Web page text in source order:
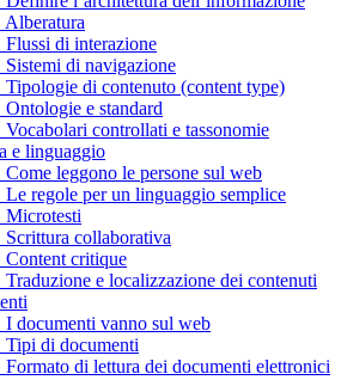
Alberatura
Flussi di interazione
Sistemi di navigazione
Tipologie di contenuto (content type)
Ontologie e standard
Vocabolari controllati e tassonomie
e linguaggio
Come leggono le persone sul web
Le regole per un linguaggio semplice
Microtesti
Scrittura collaborativa
Content critique
Traduzione e localizzazione dei contenuti
I documenti vanno sul web
Tipi di documenti
Formato di lettura dei documenti elettronici